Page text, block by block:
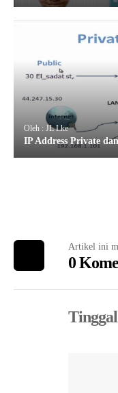
Oleh : JL Lke
IP Address Private
Artikel ini
0